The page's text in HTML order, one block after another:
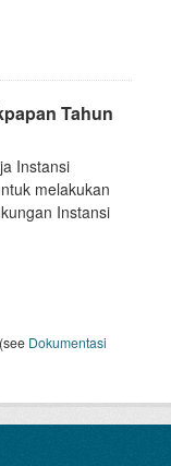
Tahun
Instansi
melakukan
Instansi
(see Dokumentasi